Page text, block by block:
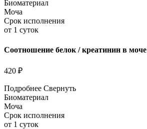
Биоматериал
Моча
Срок исполнения
от 1 суток
Соотношение белок / креатинин в моче
420 ₽
Подробнее Свернуть
Биоматериал
Моча
Срок исполнения
от 1 суток